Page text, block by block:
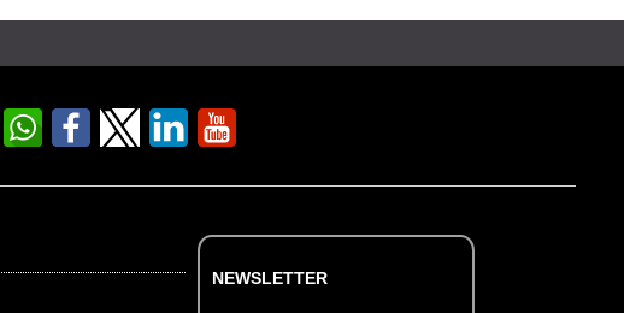
NEWSLETTER